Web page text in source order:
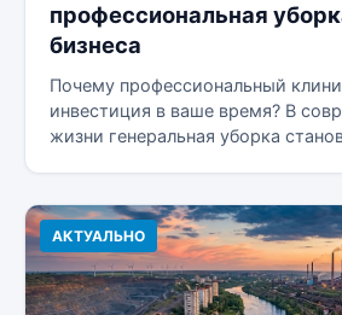
профессиональная
бизнеса
Почему профессиональный
инвестиция в ваше время? В
жизни генеральная уборка
АКТУАЛЬНО